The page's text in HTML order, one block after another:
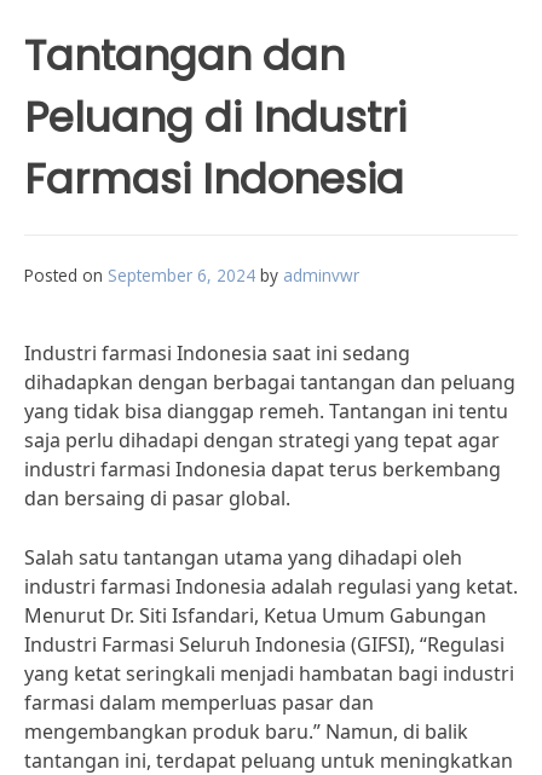
Tantangan dan
Peluang di Industri
Farmasi Indonesia
Posted on September 6, 2024 by adminvwr
Industri farmasi Indonesia saat ini sedang
dihadapkan dengan berbagai tantangan dan peluang
yang tidak bisa dianggap remeh. Tantangan ini tentu
saja perlu dihadapi dengan strategi yang tepat agar
industri farmasi Indonesia dapat terus berkembang
dan bersaing di pasar global.
Salah satu tantangan utama yang dihadapi oleh
industri farmasi Indonesia adalah regulasi yang ketat.
Menurut Dr. Siti Isfandari, Ketua Umum Gabungan
Industri Farmasi Seluruh Indonesia (GIFSI), “Regulasi
yang ketat seringkali menjadi hambatan bagi industri
farmasi dalam memperluas pasar dan
mengembangkan produk baru.” Namun, di balik
tantangan ini, terdapat peluang untuk meningkatkan